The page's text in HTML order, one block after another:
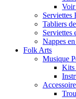
Serviettes
Tabliers
Serviettes
Nappes
Folk Arts
Musique
Kits